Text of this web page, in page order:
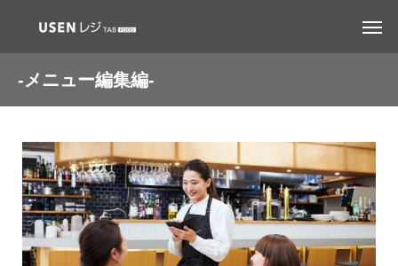
-メニュー編集編-